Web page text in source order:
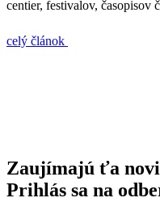
centier, festivalov,
celý článok
Zaujímajú ťa
Prihlás sa na